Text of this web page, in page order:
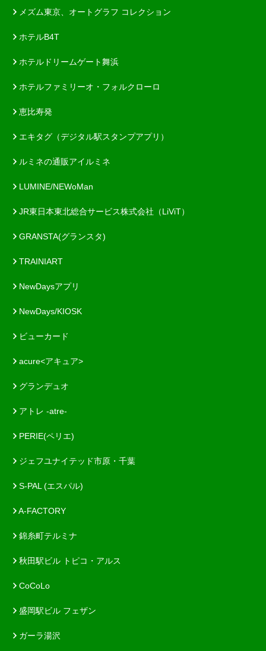
メズム東京、オートグラフ コレクション
ホテルB4T
ホテルドリームゲート舞浜
ホテルファミリーオ・フォルクローロ
恵比寿発
エキタグ（デジタル駅スタンプアプリ）
ルミネの通販アイルミネ
LUMINE/NEWoMan
JR東日本東北総合サービス株式会社（LiViT）
GRANSTA(グランスタ)
TRAINIART
NewDaysアプリ
NewDays/KIOSK
ビューカード
acure<アキュア>
グランデュオ
アトレ -atre-
PERIE(ペリエ)
ジェフユナイテッド市原・千葉
S-PAL (エスパル)
A-FACTORY
錦糸町テルミナ
秋田駅ビル トピコ・アルス
CoCoLo
盛岡駅ビル フェザン
ガーラ湯沢